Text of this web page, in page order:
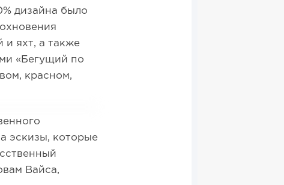
дизайна было
и яхт, а также
«Бегущий по
красном,
эскизы, которые
Вайса,